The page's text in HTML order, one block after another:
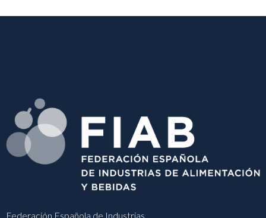
Federación Española de Industrias